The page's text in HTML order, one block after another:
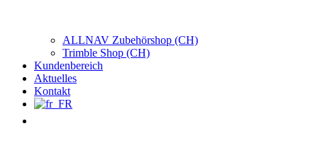
ALLNAV Zubehörshop (CH)
Trimble Shop (CH)
Kundenbereich
Aktuelles
Kontakt